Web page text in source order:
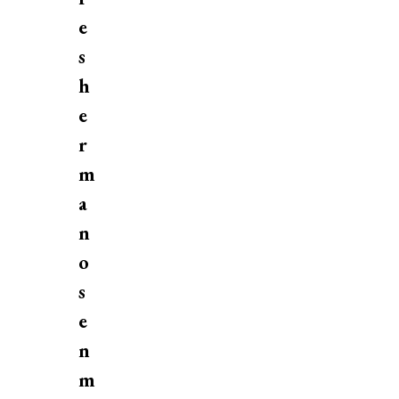
e
s
h
e
r
m
a
n
o
s
e
n
m